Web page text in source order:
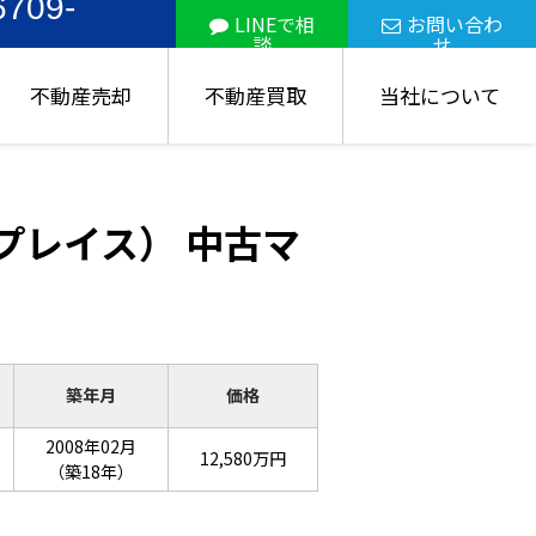
LINEで相
談
お問い合わ
せ
不動産売却 不動産買取 当社について
レイス） 中古マ
築年月 価格
2008年02月
（築18年）
12,580万円